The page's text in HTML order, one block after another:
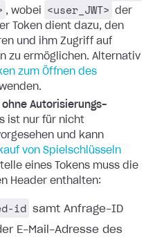
, wobei <user_JWT>
der
Token dient dazu, den
und ihm Zugriff auf
zu ermöglichen. Alternativ
zum Öffnen des
Autorisierungs-
ist nur für nicht
und kann
von Spielschlüsseln
eines Tokens muss die
Header enthalten:
id samt Anfrage-ID
E-Mail-Adresse des